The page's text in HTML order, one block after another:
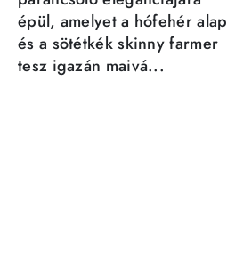
épül, amelyet a hófehér alap
és a sötétkék skinny farmer
tesz igazán maivá...